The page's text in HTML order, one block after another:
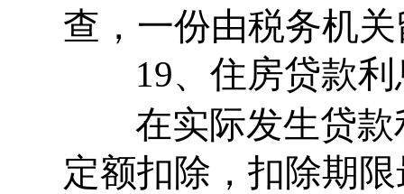
查，一份由税务机
19、住房贷款利
在实际发生贷款
定额扣除，扣除期